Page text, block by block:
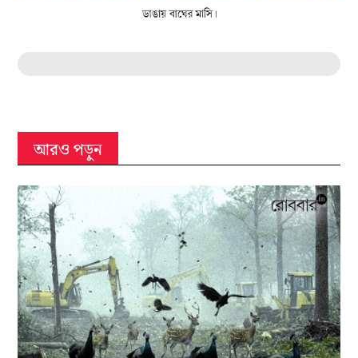
আরও পড়ুন